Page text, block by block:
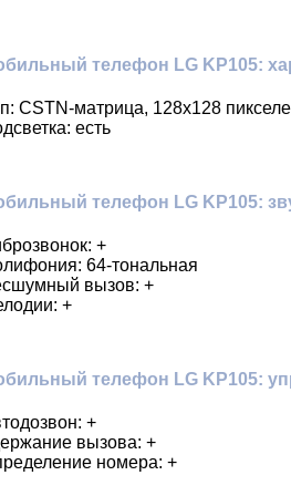
телефон LG KP105:
CSTN-матрица, 128х128
есть
телефон LG KP105:
+
64-тональная
вызов: +
+
телефон LG KP105:
+
вызова: +
номера: +